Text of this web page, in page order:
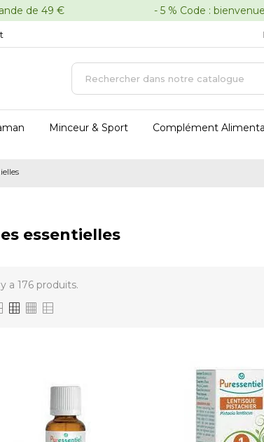
commande de 49 € - 5 % Code :
Minceur & Sport Complément
essentielles
a 176 produits.